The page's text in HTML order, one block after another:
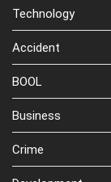
Technology
Accident
BOOL
Business
Crime